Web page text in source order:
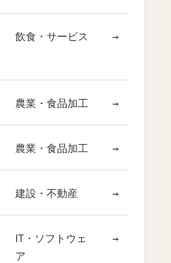
飲食・サービス →
農業・食品加工 →
農業・食品加工 →
建設・不動産 →
IT・ソフトウェ
ア
→